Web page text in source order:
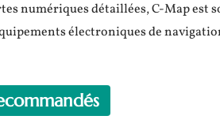
numériques détaillées, C-Map est
électroniques de